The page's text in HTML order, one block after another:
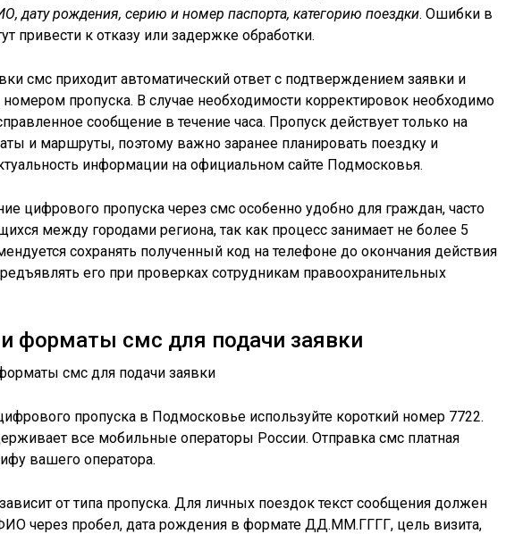
дату рождения, серию и номер паспорта, категорию поездки. Ошибки в
привести к отказу или задержке обработки.
смс приходит автоматический ответ с подтверждением заявки и
пропуска. В случае необходимости корректировок необходимо
сообщение в течение часа. Пропуск действует только на
и маршруты, поэтому важно заранее планировать поездку и
информации на официальном сайте Подмосковья.
цифрового пропуска через смс особенно удобно для граждан, часто
между городами региона, так как процесс занимает не более 5
сохранять полученный код на телефоне до окончания действия
его при проверках сотрудникам правоохранительных
форматы смс для подачи заявки
пропуска в Подмосковье используйте короткий номер 7722.
все мобильные операторы России. Отправка смс платная
вашего оператора.
от типа пропуска. Для личных поездок текст сообщения должен
через пробел, дата рождения в формате ДД.ММ.ГГГГ, цель визита,